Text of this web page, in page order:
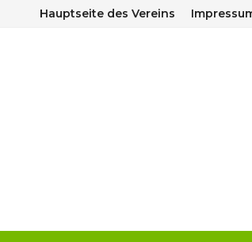
Hauptseite des Vereins